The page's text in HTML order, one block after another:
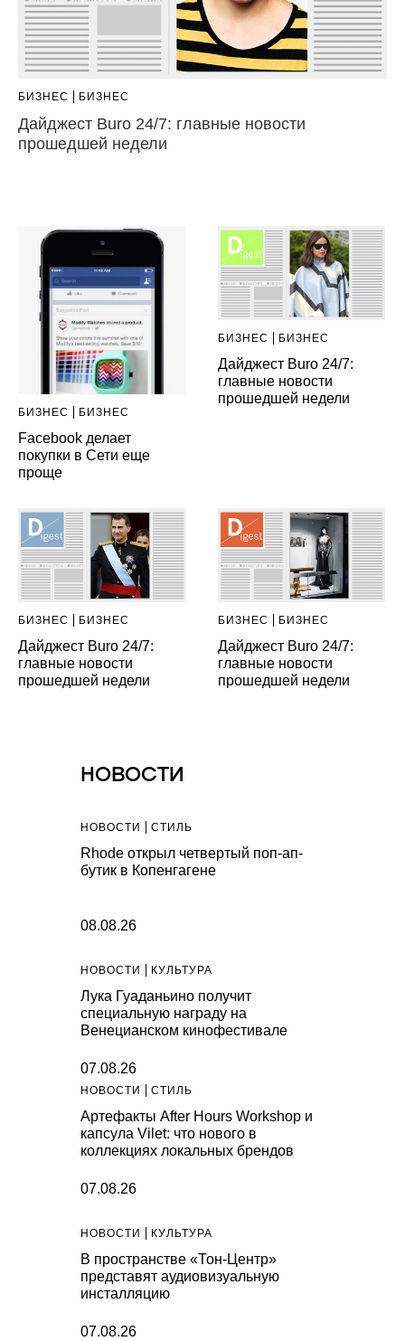
БИЗНЕС БИЗНЕС
Дайджест Buro 24/7: главные новости
прошедшей недели
БИЗНЕС БИЗНЕС
Facebook делает
покупки в Сети еще
проще
БИЗНЕС БИЗНЕС
Дайджест Buro 24/7:
главные новости
прошедшей недели
БИЗНЕС БИЗНЕС
Дайджест Buro 24/7:
главные новости
прошедшей недели
БИЗНЕС БИЗНЕС
Дайджест Buro 24/7:
главные новости
прошедшей недели
НОВОСТИ
НОВОСТИ СТИЛЬ
Rhode открыл четвертый поп-ап-
бутик в Копенгагене
08.08.26
НОВОСТИ КУЛЬТУРА
Лука Гуаданьино получит
специальную награду на
Венецианском кинофестивале
07.08.26
НОВОСТИ СТИЛЬ
Артефакты After Hours Workshop и
капсула Vilet: что нового в
коллекциях локальных брендов
07.08.26
НОВОСТИ КУЛЬТУРА
В пространстве «Тон-Центр»
представят аудиовизуальную
инсталляцию
07.08.26